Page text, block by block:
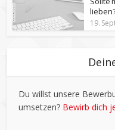
19.
Du willst unsere
umsetzen? Bewirb dich